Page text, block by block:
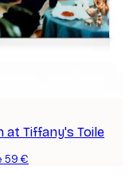
at Tiffany's Toile
59 €